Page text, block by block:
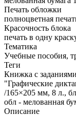
Печать обложки
полноцветная
Красочность блока
печать в одну
Тематика
Учебные пособия,
Теги
Книжка с
"Графические
/165×205 мм, 8 л.,
обл - мелованная
Описание